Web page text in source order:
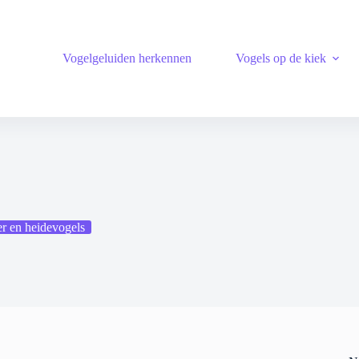
Vogelgeluiden herkennen Vogels op de kiek
en heidevogels